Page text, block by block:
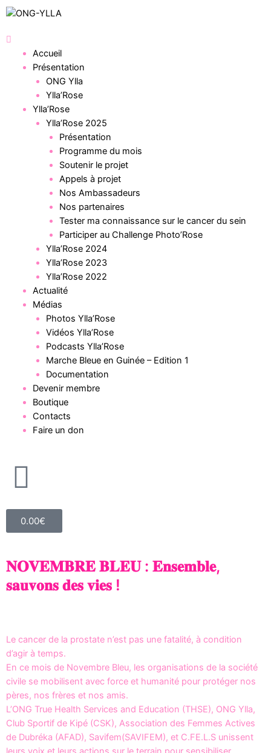
Accueil
Présentation
ONG Ylla
Ylla’Rose
Ylla’Rose
Ylla’Rose 2025
Présentation
Programme du mois
Soutenir le projet
Appels à projet
Nos Ambassadeurs
Nos partenaires
Tester ma connaissance sur le cancer du sein
Participer au Challenge Photo’Rose
Ylla’Rose 2024
Ylla’Rose 2023
Ylla’Rose 2022
Actualité
Médias
Photos Ylla’Rose
Vidéos Ylla’Rose
Podcasts Ylla’Rose
Marche Bleue en Guinée – Edition 1
Documentation
Devenir membre
Boutique
Contacts
Faire un don
0.00€
𝐍𝐎𝐕𝐄𝐌𝐁𝐑𝐄 𝐁𝐋𝐄𝐔 : 𝐄𝐧𝐬𝐞𝐦𝐛𝐥𝐞,
𝐬𝐚𝐮𝐯𝐨𝐧𝐬 𝐝𝐞𝐬 𝐯𝐢𝐞𝐬 !
Le cancer de la prostate n’est pas une fatalité, à condition
d’agir à temps.
En ce mois de Novembre Bleu, les organisations de la société
civile se mobilisent avec force et humanité pour protéger nos
pères, nos frères et nos amis.
L’ONG True Health Services and Education (THSE), ONG Ylla,
Club Sportif de Kipé (CSK), Association des Femmes Actives
de Dubréka (AFAD), Savifem(SAVIFEM), et C.FE.L.S unissent